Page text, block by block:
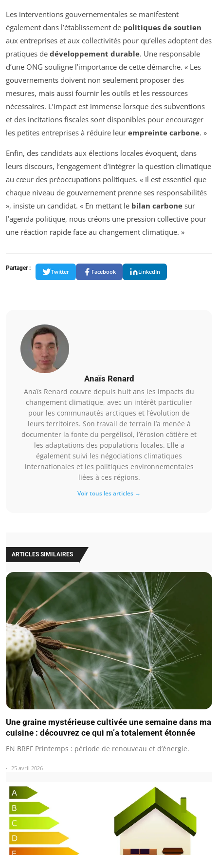
Les interventions gouvernementales se manifestent
également dans l’établissement de politiques de soutien
aux entreprises et aux collectivités pour qu’elles adoptent des
pratiques de développement durable. Une responsable
d’une ONG souligne l’importance de cette démarche. « Les
gouvernements doivent non seulement proposer des
mesures, mais aussi fournir les outils et les ressources
nécessaires. L’impact est immense lorsque des subventions
et des incitations fiscales sont disponibles pour encourager
les petites entreprises à réduire leur empreinte carbone. »
Enfin, des candidats aux élections locales évoquent, dans
leurs discours, l’engagement d’intégrer la question climatique
au cœur des préoccupations politiques. « Il est essentiel que
chaque niveau de gouvernement prenne ses responsabilités
», insiste un candidat. « En mettant le bilan carbone sur
l’agenda politique, nous créons une pression collective pour
une réaction rapide face au changement climatique. »
Partager :
Twitter Facebook LinkedIn
Anaïs Renard
Anaïs Renard couvre depuis huit ans les impacts du
changement climatique, avec un intérêt particulier
pour les communautés arctiques et l’évolution de
leurs territoires. Son travail de terrain l’a menée à
documenter la fonte du pergélisol, l’érosion côtière et
les adaptations des populations locales. Elle a
également suivi les négociations climatiques
internationales et les politiques environnementales
liées à ces régions.
Voir tous les articles →
ARTICLES SIMILAIRES
Une graine mystérieuse cultivée une semaine dans ma
cuisine : découvrez ce qui m’a totalement étonnée
EN BREF Printemps : période de renouveau et d’énergie.
25 avril 2026